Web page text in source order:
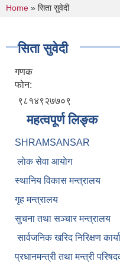
You are here
Home » सिता सुवेदी
सिता सुवेदी
गणक
फोन:
९८१४९२७७०९
महत्वपूर्ण लिङ्क
SHRAMSANSAR
लाेक सेवा आयाेग
स्थानिय विकास मन्त्रालय
गृह मन्त्रालय
सुचना तथा सञ्चार मन्त्रालय
सार्वजनिक खरिद निरिक्षण
प्रधानमन्त्री तथा मन्त्री